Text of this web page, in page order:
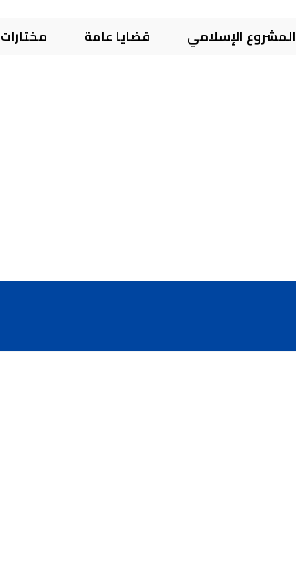
المشروع الإسلامي قضايا عامة مختارات